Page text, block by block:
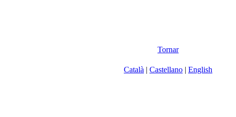
Tornar
Català | Castellano | English